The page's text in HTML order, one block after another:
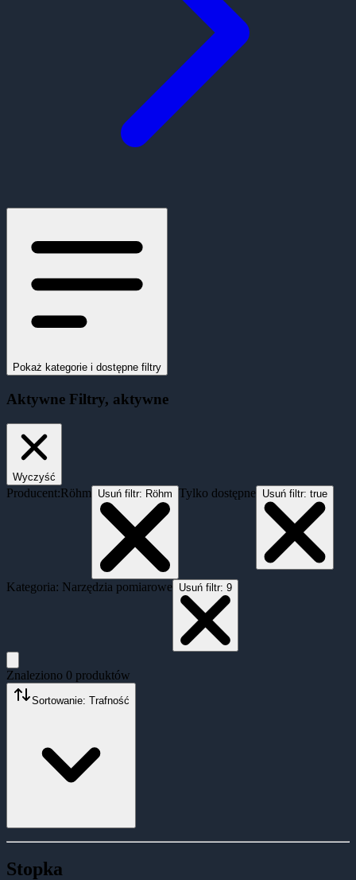
Pokaż kategorie i dostępne filtry
Aktywne Filtry, aktywne
Wyczyść
Producent:Röhm Usuń filtr: Röhm Tylko dostępne Usuń filtr: true
Kategoria: Narzędzia pomiarowe Usuń filtr: 9
Znaleziono 0 produktów
Sortowanie: Trafność
Stopka